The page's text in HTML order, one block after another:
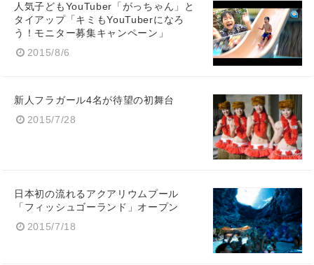
人気子どもYouTuber「がっちゃん」と
タイアップ「キミもYouTuberになろ
う！モニター募集キャンペーン」
2015/8/6
新人フラガール4名が待望の初舞台
2015/7/28
日本初の流れるアクアリウムプール
「フィッシュゴーランド」オープン
2015/7/18